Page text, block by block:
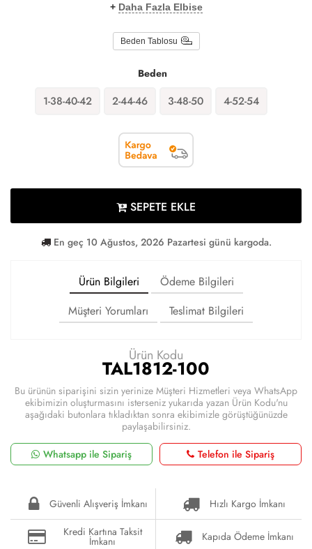
+ Daha Fazla Elbise
Beden Tablosu
Beden
1-38-40-42 2-44-46 3-48-50 4-52-54
SEPETE EKLE
En geç 10 Ağustos, 2026 Pazartesi günü kargoda.
Ürün Bilgileri
Ödeme Bilgileri
Müşteri Yorumları
Teslimat Bilgileri
Ürün Kodu
TAL1812-100
Bu ürünün siparişini sizin yerinize Müşteri Hizmetleri veya WhatsApp
ekibimizin oluşturmasını isterseniz yukarıda yazan Ürün Kodu'nu
aşağıdaki butonlara tıkladıktan sonra ekibimizle görüştüğünüzde
paylaşabilirsiniz.
Whatsapp ile Sipariş
Telefon ile Sipariş
Güvenli Alışveriş İmkanı
Hızlı Kargo İmkanı
Kredi Kartına Taksit
İmkanı Kapıda Ödeme İmkanı